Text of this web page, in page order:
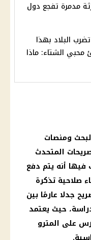
مدمرة تفجع دول
البلاد بهذا
محبي الشتاء: ماذا
ومنصات
المتحدث
أنه يتم دفع
صلاحية تذكرة
جدلا عارمًا بين
، حيث يعتمد
على المترو